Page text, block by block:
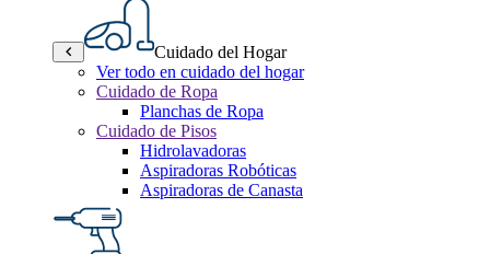
Cuidado del Hogar
Ver todo en cuidado del hogar
Cuidado de Ropa
Planchas de Ropa
Cuidado de Pisos
Hidrolavadoras
Aspiradoras Robóticas
Aspiradoras de Canasta